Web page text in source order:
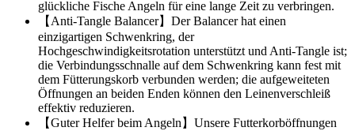
glückliche Fische Angeln für eine lange Zeit zu verbringen.
【Anti-Tangle Balancer】Der Balancer hat einen
einzigartigen Schwenkring, der
Hochgeschwindigkeitsrotation unterstützt und Anti-Tangle ist;
die Verbindungsschnalle auf dem Schwenkring kann fest mit
dem Fütterungskorb verbunden werden; die aufgeweiteten
Öffnungen an beiden Enden können den Leinenverschleiß
effektiv reduzieren.
【Guter Helfer beim Angeln】Unsere Futterkorböffnungen